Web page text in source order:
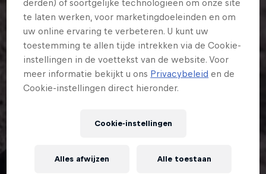
derden) of soortgelijke technologieën om onze site
te laten werken, voor marketingdoeleinden en om
uw online ervaring te verbeteren. U kunt uw
toestemming te allen tijde intrekken via de Cookie-
instellingen in de voettekst van de website. Voor
meer informatie bekijkt u ons Privacybeleid en de
Cookie-instellingen direct hieronder.
Cookie-instellingen
Alles afwijzen Alle toestaan